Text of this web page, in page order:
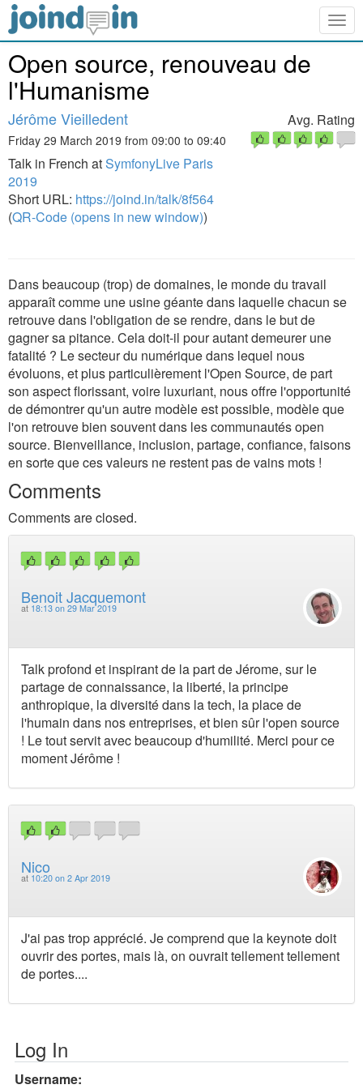
Open source, renouveau de
l'Humanisme
Jérôme Vieilledent
Friday 29 March 2019 from 09:00 to 09:40
Talk in French atSymfonyLive Paris
2019
Short URL: https://joind.in/talk/8f564
(QR-Code (opens in new window))
Avg. Rating
Dans beaucoup (trop) de domaines, le monde du travail
apparaît comme une usine géante dans laquelle chacun se
retrouve dans l'obligation de se rendre, dans le but de
gagner sa pitance. Cela doit-il pour autant demeurer une
fatalité ? Le secteur du numérique dans lequel nous
évoluons, et plus particulièrement l'Open Source, de part
son aspect florissant, voire luxuriant, nous offre l'opportunité
de démontrer qu'un autre modèle est possible, modèle que
l'on retrouve bien souvent dans les communautés open
source. Bienveillance, inclusion, partage, confiance, faisons
en sorte que ces valeurs ne restent pas de vains mots !
Comments
Comments are closed.
Benoit Jacquemont
at 18:13 on 29 Mar 2019
Talk profond et inspirant de la part de Jérome, sur le
partage de connaissance, la liberté, la principe
anthropique, la diversité dans la tech, la place de
l'humain dans nos entreprises, et bien sûr l'open source
! Le tout servit avec beaucoup d'humilité. Merci pour ce
moment Jérôme !
Nico
at 10:20 on 2 Apr 2019
J'ai pas trop apprécié. Je comprend que la keynote doit
ouvrir des portes, mais là, on ouvrait tellement tellement
de portes....
Log In
Username: